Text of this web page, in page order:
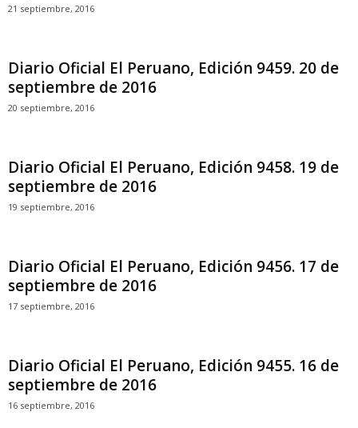
21 septiembre, 2016
Diario Oficial El Peruano, Edición 9459. 20 de
septiembre de 2016
20 septiembre, 2016
Diario Oficial El Peruano, Edición 9458. 19 de
septiembre de 2016
19 septiembre, 2016
Diario Oficial El Peruano, Edición 9456. 17 de
septiembre de 2016
17 septiembre, 2016
Diario Oficial El Peruano, Edición 9455. 16 de
septiembre de 2016
16 septiembre, 2016